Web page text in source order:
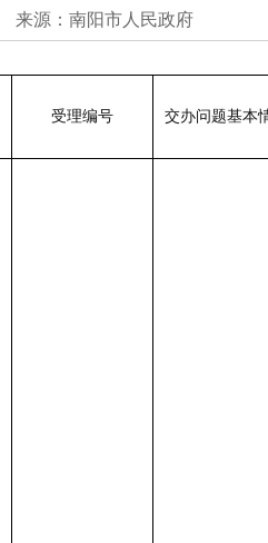
来源：南阳市人民政府
受理编号 交办问题基本